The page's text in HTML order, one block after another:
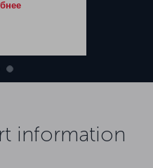
information